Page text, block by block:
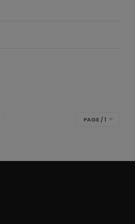
et diffuseur de messages vocaux